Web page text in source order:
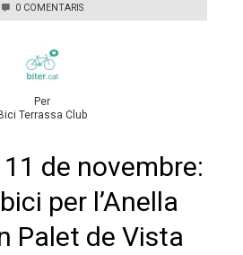
0 COMENTARIS
Per
Bici Terrassa Club
de novembre:
per l’Anella
Palet de Vista